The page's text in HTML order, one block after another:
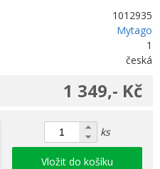
1012935
Mytago
1
česká
1 349,- Kč
ks
Vložit do košíku